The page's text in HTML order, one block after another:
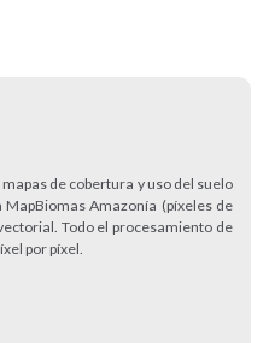
de cobertura y uso del suelo
Amazonía (píxeles de
Todo el procesamiento de
por píxel.